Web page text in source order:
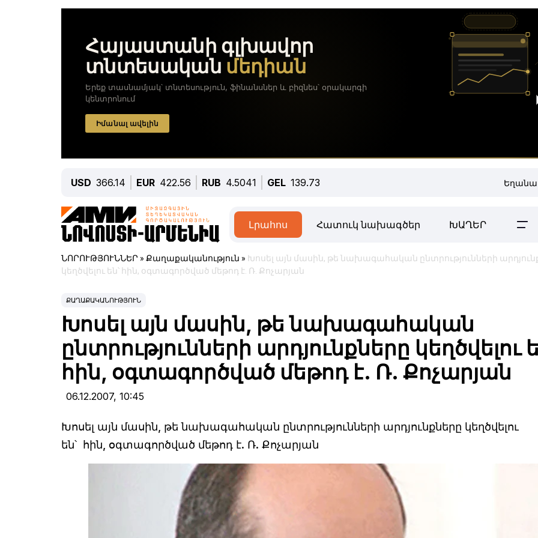
USD 366.14 EUR 422.56 RUB 4.5041 GEL 139.73
Լրահոս Հատուկ նախագծեր ԽԱՂԵՐ
ՆՈՐՈՒԹՅՈՒՆՆԵՐ » Քաղաքականություն » Խոսել այն մասին, թե նախագահական ընտրությունների
կեղծվելու են՝ հին, օգտագործված մեթոդ է. Ռ. Քոչարյան
ՔԱՂԱՔԱԿԱՆՈՒԹՅՈՒՆ
Խոսել այն մասին, թե նախագահական
ընտրությունների արդյունքները կեղծվելու
հին, օգտագործված մեթոդ է. Ռ. Քոչարյան
06.12.2007, 10:45
Խոսել այն մասին, թե նախագահական ընտրությունների արդյունքները կեղծվելու
են՝ հին, օգտագործված մեթոդ է. Ռ. Քոչարյան